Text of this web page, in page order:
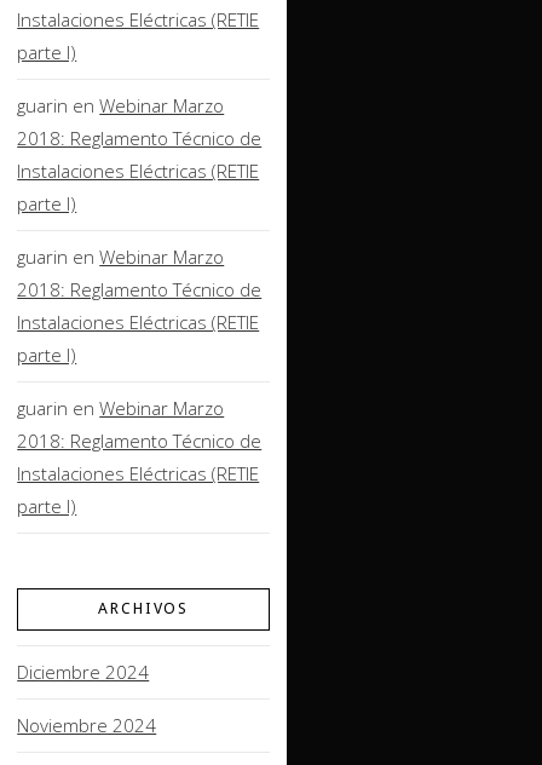
Instalaciones Eléctricas (RETIE
parte I)
guarin enWebinar Marzo
2018: Reglamento Técnico de
Instalaciones Eléctricas (RETIE
parte I)
guarin enWebinar Marzo
2018: Reglamento Técnico de
Instalaciones Eléctricas (RETIE
parte I)
guarin enWebinar Marzo
2018: Reglamento Técnico de
Instalaciones Eléctricas (RETIE
parte I)
ARCHIVOS
Diciembre 2024
Noviembre 2024